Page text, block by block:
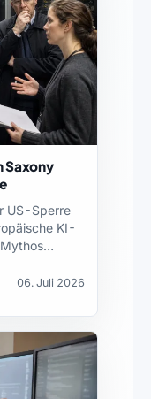
Saxony
US-Sperre
KI-
Mythos…
06. Juli 2026